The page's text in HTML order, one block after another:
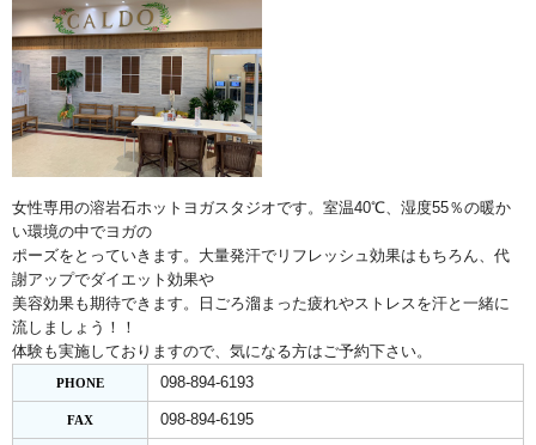
女性専用の溶岩石ホットヨガスタジオです。室温40℃、 湿度55％の暖か
い環境の中でヨガの
ポーズをとっていきます。 大量発汗でリフレッシュ効果はもちろん、 代
謝アップでダイエット効果や
美容効果も期待できます。
日ごろ溜まった疲れやストレスを汗と一緒に
流しましょう！！
体験も実施しておりますので、気になる方はご予約下さい。
PHONE 098-894-6193
FAX 098-894-6195